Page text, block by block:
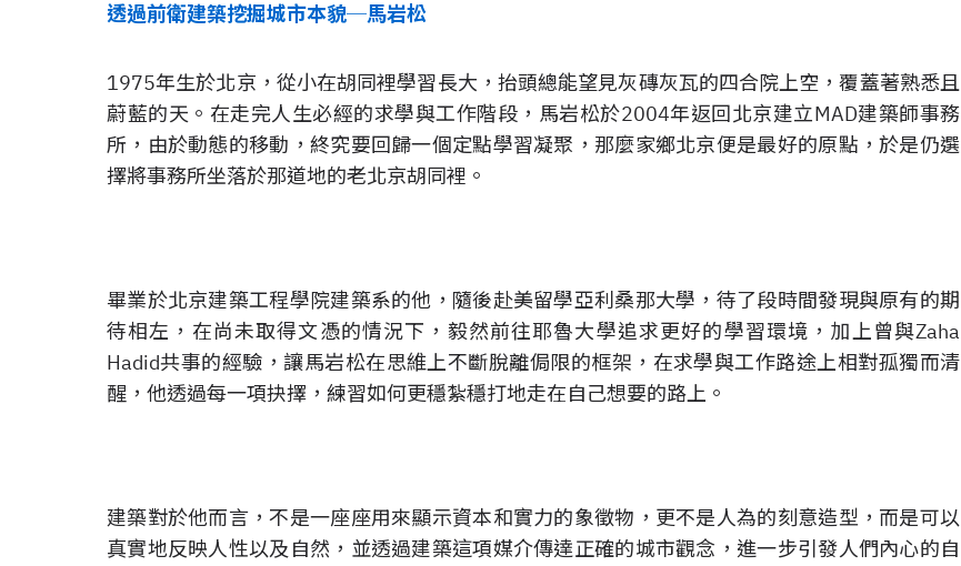
透過前衛建築挖掘城市本貌─馬岩松
1975年生於北京，從小在胡同裡學習長大，抬頭總能望見灰磚灰瓦的四合院上空，覆蓋著熟悉且
蔚藍的天。在走完人生必經的求學與工作階段，馬岩松於2004年返回北京建立MAD建築師事務
所，由於動態的移動，終究要回歸一個定點學習凝聚，那麼家鄉北京便是最好的原點，於是仍選
擇將事務所坐落於那道地的老北京胡同裡。
畢業於北京建築工程學院建築系的他，隨後赴美留學亞利桑那大學，待了段時間發現與原有的期
待相左，在尚未取得文憑的情況下，毅然前往耶魯大學追求更好的學習環境，加上曾與Zaha
Hadid共事的經驗，讓馬岩松在思維上不斷脫離侷限的框架，在求學與工作路途上相對孤獨而清
醒，他透過每一項抉擇，練習如何更穩紮穩打地走在自己想要的路上。
建築對於他而言，不是一座座用來顯示資本和實力的象徵物，更不是人為的刻意造型，而是可以
真實地反映人性以及自然，並透過建築這項媒介傳達正確的城市觀念，進一步引發人們內心的自